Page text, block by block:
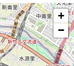
+
−